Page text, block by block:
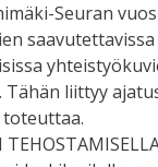
Seuran
liittyy
toteuttaa.